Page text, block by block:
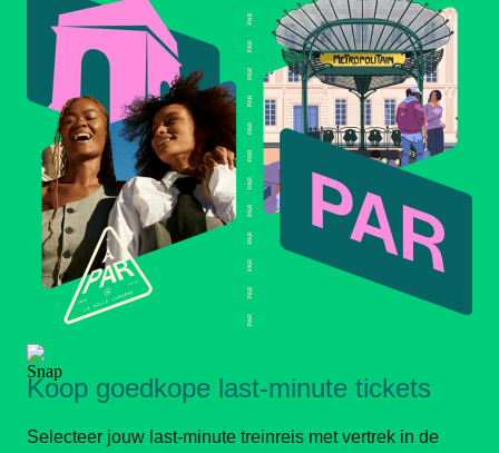
Koop goedkope last-minute tickets
Selecteer jouw last-minute treinreis met vertrek in de